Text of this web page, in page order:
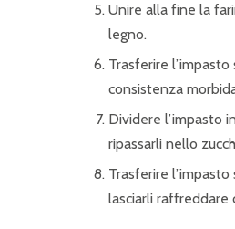
Unire alla fine la
legno.
Trasferire
consistenza
Dividere l’impasto
ripassarli nello
Trasferire
lasciarli raffreddare